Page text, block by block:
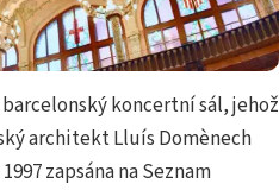
koncertní sál, jehož
architekt Lluís Domènech
zapsána na Seznam